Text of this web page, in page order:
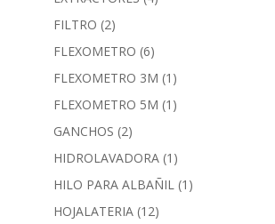
FILTRO (2)
FLEXOMETRO (6)
FLEXOMETRO 3M (1)
FLEXOMETRO 5M (1)
GANCHOS (2)
HIDROLAVADORA (1)
HILO PARA ALBAÑIL (1)
HOJALATERIA (12)